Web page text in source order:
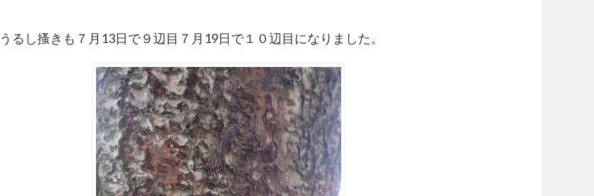
うるし搔きも７月13日で９辺目７月19日で１０辺目になりました。